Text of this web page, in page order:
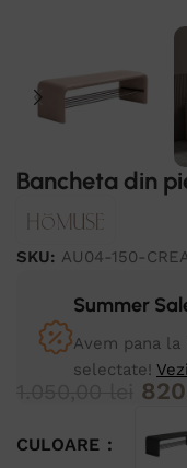
Bancheta din
SKU: AU04-150-
Summer
Avem pana
selectate!
CULOARE